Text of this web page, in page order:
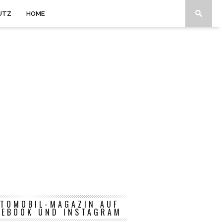
HOME
MAGAZIN AUF
UND INSTAGRAM